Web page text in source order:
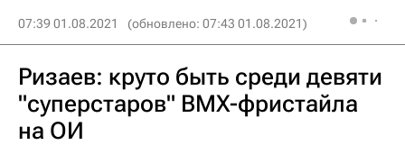
07:39 01.08.2021 (обновлено: 07:43 01.08.2021)
Ризаев: круто быть среди девяти
"суперстаров" BMX-фристайла
на ОИ